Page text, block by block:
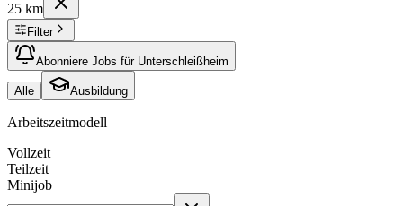
25 km
Filter
Abonniere Jobs für Unterschleißheim
Alle Ausbildung
Arbeitszeitmodell
Vollzeit
Teilzeit
Minijob